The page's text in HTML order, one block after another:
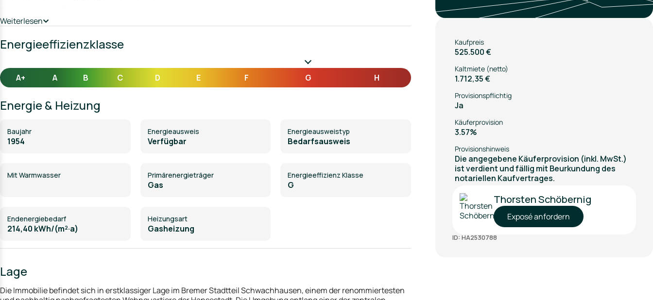
und Wertsteigerungspotenzial. Aufgrund der Größe und der Grundrissstruktur sind unterschiedliche
Genehmigungen) oder eine attraktive Neuvermietung nach Modernisierung.
hohe Nachfrage nach Wohnraum in Schwachhausen sorgt für sehr gute Vermietbarkeit und langfristige
Ertragssicherheit.
stellt diese Immobilie eine attraktive Kapitalanlage mit Entwicklungspotenzial dar.
Im Objekt stehen auch noch mehr Wohnungen zum Verkauf.
Weiterlesen
Energieeffizienzklasse
A+ A B C D E F G H
Energie & Heizung
Baujahr
1954
Energieausweis
Verfügbar
Energie­ausweistyp
Bedarfsausweis
Mit Warmwasser Primärenergieträger
Gas
Energieeffizienz Klasse
G
Endenergiebedarf
214,40 kWh/(m²·a)
Heizungsart
Gasheizung
Lage
Die Immobilie befindet sich in erstklassiger Lage im Bremer Stadtteil Schwachhausen, einem der renommiertesten
Kaufpreis
525.500 €
Kaltmiete (netto)
1.712,35 €
Provisionspflichtig
Ja
Käuferprovision
3.57%
Provisionshinweis
Die angegebene Käuferprovision (inkl. MwSt.)
ist verdient und fällig mit Beurkundung des
notariellen Kaufvertrages.
Thorsten Schöbernig
Exposé anfordern
ID: HA2530788